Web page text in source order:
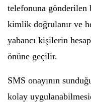
telefonuna
kimlik doğrulanır ve
yabancı kişilerin
önüne geçilir.
SMS onayının
kolay